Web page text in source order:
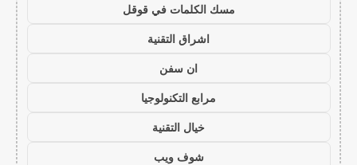
مسك الكلمات في قوقل
اشراق التقنية
ان سفن
مرابع التكنولوجيا
خيال التقنية
شوف ويب